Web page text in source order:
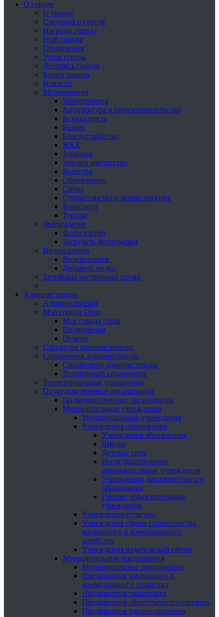
О городе
О городе
Сведения о городе
Награды города
Герб города
Объявления
Устав города
Летопись города
Книга памяти
Новости
Мероприятия
Мероприятия
Архитектура и градостроительство
Безопасность
Бизнес
Благоустройство
ЖКХ
Здоровье
Земля и имущество
Культура
Образование
Спорт
Строительство и реконструкция
Транспорт
Туризм
Фотогалерея
Фотогалерея
Загрузить фотографии
Видеогалерея
Видеогалерея
Добавить видео
Телефоны экстренных служб
Администрация
Администрация
Мэр города Орла
Мэр города Орла
Полномочия
Отчеты
Структура администрации
Справочник администрации
Справочник администрации
Телефонный справочник
Территориальные управления
Подведомственные организации
Подведомственные организации
Муниципальные учреждения
Муниципальные учреждения
Учреждения образования
Учреждения образования
Школы
Детские сады
Негосударственные
образовательные учреждения
Учреждения дополнительного
образования
Прочие образовательные
учреждения
Учреждения культуры
Учреждения сферы строительства,
жилищного и коммунального
хозяйства
Учреждения издательской сферы
Муниципальные предприятия
Муниципальные предприятия
Предприятия жилищного и
коммунального хозяйства
Предприятия транспорта
Предприятия общественного питания
Предприятия здравоохранения